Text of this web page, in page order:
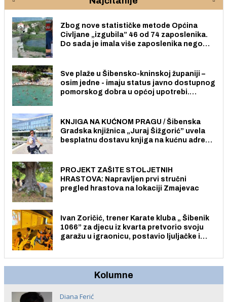
Zbog nove statističke metode Općina
Civljane „izgubila” 46 od 74 zaposlenika.
Do sada je imala više zaposlenika nego
Sve plaže u Šibensko-kninskoj županiji –
osim jedne - imaju status javno dostupnog
pomorskog dobra u općoj upotrebi.
KNJIGA NA KUĆNOM PRAGU / Šibenska
Gradska knjižnica „Juraj Šižgorić” uvela
besplatnu dostavu knjiga na kućnu adresu
PROJEKT ZAŠITE STOLJETNIH
HRASTOVA: Napravljen prvi stručni
pregled hrastova na lokaciji Zmajevac
Ivan Zoričić, trener Karate kluba „ Šibenik
1066” za djecu iz kvarta pretvorio svoju
garažu u igraonicu, postavio ljuljačke i
Kolumne
Diana Ferić